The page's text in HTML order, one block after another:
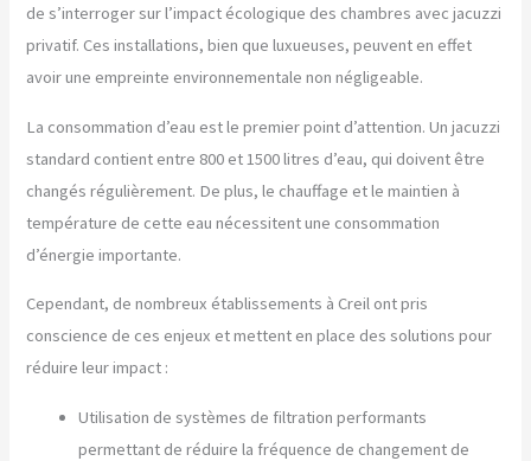
de s’interroger sur l’impact écologique des chambres avec jacuzzi
privatif. Ces installations, bien que luxueuses, peuvent en effet
avoir une empreinte environnementale non négligeable.
La consommation d’eau est le premier point d’attention. Un jacuzzi
standard contient entre 800 et 1500 litres d’eau, qui doivent être
changés régulièrement. De plus, le chauffage et le maintien à
température de cette eau nécessitent une consommation
d’énergie importante.
Cependant, de nombreux établissements à Creil ont pris
conscience de ces enjeux et mettent en place des solutions pour
réduire leur impact :
Utilisation de systèmes de filtration performants
permettant de réduire la fréquence de changement de